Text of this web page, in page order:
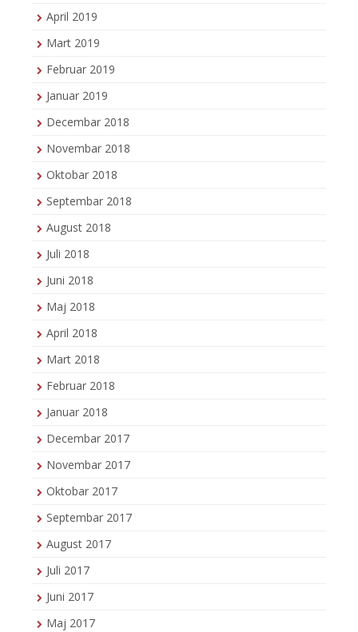
April 2019
Mart 2019
Februar 2019
Januar 2019
Decembar 2018
Novembar 2018
Oktobar 2018
Septembar 2018
August 2018
Juli 2018
Juni 2018
Maj 2018
April 2018
Mart 2018
Februar 2018
Januar 2018
Decembar 2017
Novembar 2017
Oktobar 2017
Septembar 2017
August 2017
Juli 2017
Juni 2017
Maj 2017